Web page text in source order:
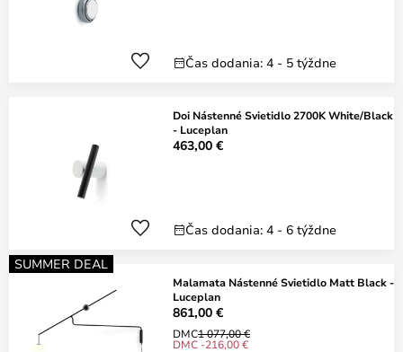
Čas dodania: 4 - 5 týždne
Doi Nástenné Svietidlo 2700K White/Black
- Luceplan
463,00 €
Čas dodania: 4 - 6 týždne
SUMMER DEAL
Malamata Nástenné Svietidlo Matt Black -
Luceplan
861,00 €
DMC1 077,00 €
DMC -216,00 €